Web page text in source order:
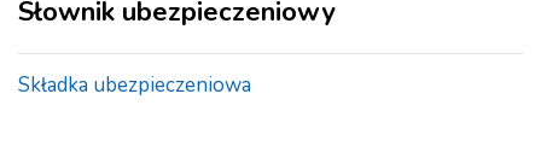
Słownik ubezpieczeniowy
Składka ubezpieczeniowa